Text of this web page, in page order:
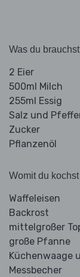
Was du brauchst
2 Eier
500ml Milch
255ml Essig
Salz und
Zucker
Pflanzenöl
Womit du kochst
Waffeleisen
Backrost
mittelgroßer
große Pfanne
Küchenwaage
Messbecher